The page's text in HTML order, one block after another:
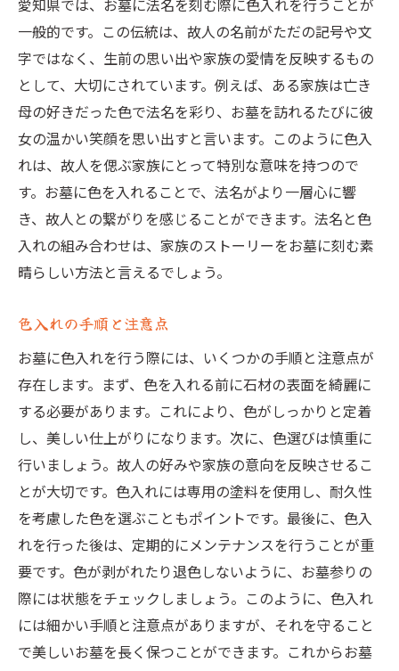
愛知県で推奨される色入れ業者
色入れ後のお墓のメンテナンス方法
愛知県では、お墓に法名を刻む際に色入れを行うことが
一般的です。この伝統は、故人の名前がただの記号や文
字ではなく、生前の思い出や家族の愛情を反映するもの
として、大切にされています。例えば、ある家族は亡き
母の好きだった色で法名を彩り、お墓を訪れるたびに彼
女の温かい笑顔を思い出すと言います。このように色入
れは、故人を偲ぶ家族にとって特別な意味を持つので
す。お墓に色を入れることで、法名がより一層心に響
き、故人との繋がりを感じることができます。法名と色
入れの組み合わせは、家族のストーリーをお墓に刻む素
晴らしい方法と言えるでしょう。
色入れの手順と注意点
お墓に色入れを行う際には、いくつかの手順と注意点が
存在します。まず、色を入れる前に石材の表面を綺麗に
する必要があります。これにより、色がしっかりと定着
し、美しい仕上がりになります。次に、色選びは慎重に
行いましょう。故人の好みや家族の意向を反映させるこ
とが大切です。色入れには専用の塗料を使用し、耐久性
を考慮した色を選ぶこともポイントです。最後に、色入
れを行った後は、定期的にメンテナンスを行うことが重
要です。色が剥がれたり退色しないように、お墓参りの
際には状態をチェックしましょう。このように、色入れ
には細かい手順と注意点がありますが、それを守ること
で美しいお墓を長く保つことができます。これからお墓